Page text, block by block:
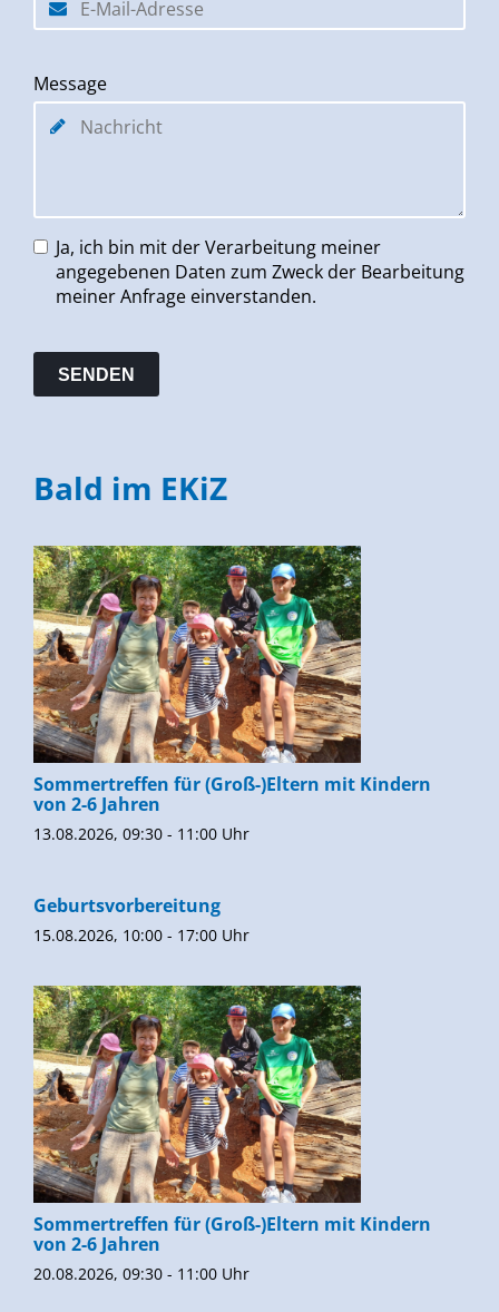
Message
Ja, ich bin mit der Verarbeitung meiner
angegebenen Daten zum Zweck der Bearbeitung
meiner Anfrage einverstanden.
Bald im EKiZ
Sommertreffen für (Groß-)Eltern mit Kindern
von 2-6 Jahren
13.08.2026, 09:30 - 11:00 Uhr
Geburtsvorbereitung
15.08.2026, 10:00 - 17:00 Uhr
Sommertreffen für (Groß-)Eltern mit Kindern
von 2-6 Jahren
20.08.2026, 09:30 - 11:00 Uhr